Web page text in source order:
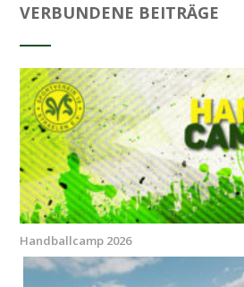
VERBUNDENE BEITRÄGE
Handballcamp 2026